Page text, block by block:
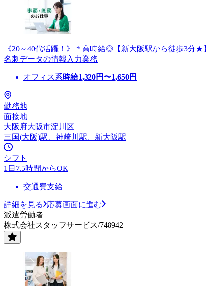
《20～40代活躍！》＊高時給◎【新大阪駅から徒歩3分★】
名刺データの情報入力業務
オフィス系時給1,320円〜1,650円
勤務地
面接地
大阪府大阪市淀川区
三国(大阪)駅、神崎川駅、新大阪駅
シフト
1日7.5時間からOK
交通費支給
詳細を見る
応募画面に進む
派遣労働者
株式会社スタッフサービス/748942